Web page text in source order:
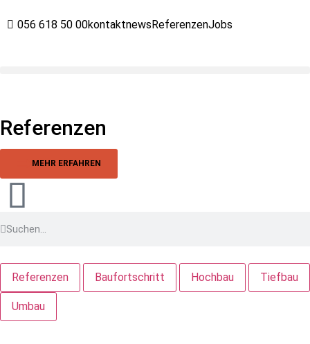
056 618 50 00kontaktnewsReferenzenJobs
Referenzen
MEHR ERFAHREN
Referenzen Baufortschritt Hochbau Tiefbau
Umbau